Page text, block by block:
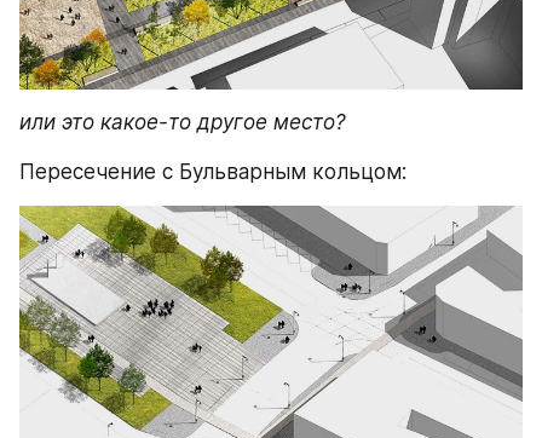
или это какое-то другое место?
Пересечение с Бульварным кольцом: